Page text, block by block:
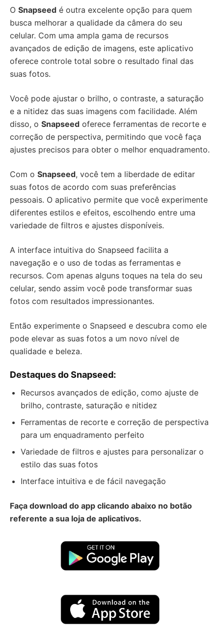
O Snapseed é outra excelente opção para quem
busca melhorar a qualidade da câmera do seu
celular. Com uma ampla gama de recursos
avançados de edição de imagens, este aplicativo
oferece controle total sobre o resultado final das
suas fotos.
Você pode ajustar o brilho, o contraste, a saturação
e a nitidez das suas imagens com facilidade. Além
disso, o Snapseed oferece ferramentas de recorte e
correção de perspectiva, permitindo que você faça
ajustes precisos para obter o melhor enquadramento.
Com o Snapseed, você tem a liberdade de editar
suas fotos de acordo com suas preferências
pessoais. O aplicativo permite que você experimente
diferentes estilos e efeitos, escolhendo entre uma
variedade de filtros e ajustes disponíveis.
A interface intuitiva do Snapseed facilita a
navegação e o uso de todas as ferramentas e
recursos. Com apenas alguns toques na tela do seu
celular, sendo assim você pode transformar suas
fotos com resultados impressionantes.
Então experimente o Snapseed e descubra como ele
pode elevar as suas fotos a um novo nível de
qualidade e beleza.
Destaques do Snapseed:
Recursos avançados de edição, como ajuste de
brilho, contraste, saturação e nitidez
Ferramentas de recorte e correção de perspectiva
para um enquadramento perfeito
Variedade de filtros e ajustes para personalizar o
estilo das suas fotos
Interface intuitiva e de fácil navegação
Faça download do app clicando abaixo no botão
referente a sua loja de aplicativos.